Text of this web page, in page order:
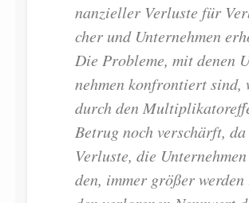
nan­zi­el­ler Ver­lus­te für
cher und Un­ter­neh­men
Die Pro­ble­me, mit de­nen
neh­men kon­fron­tiert sind,
durch den
Be­trug noch ver­schärft,
Ver­lus­te, die
den, im­mer grö­ßer wer­den